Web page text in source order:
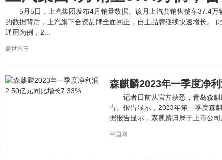
5月5日，上汽集团发布4月销量数据。该月上汽共销售整车37.4
的数据背后，上汽旗下合资品牌全面回正，自主品牌继续快速增长。
通用为例，2...
盖世汽车
森麒麟2023年一季度净
记者日前从官方获悉，青岛森
告。报告显示，2023年第一季度森
据报告显示，森麒麟归属于上市公
中国网